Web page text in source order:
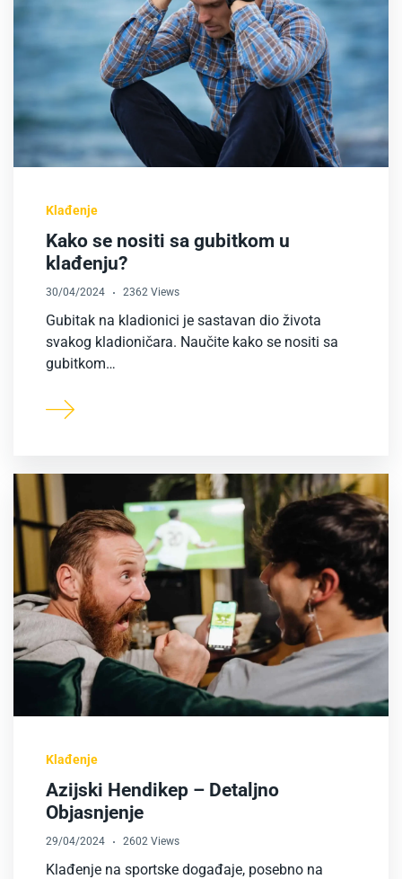
Klađenje
Kako se nositi sa gubitkom u
klađenju?
30/04/2024 2362 Views
Gubitak na kladionici je sastavan dio života
svakog kladioničara. Naučite kako se nositi sa
gubitkom…
Klađenje
Azijski Hendikep – Detaljno
Objasnjenje
29/04/2024 2602 Views
Klađenje na sportske događaje, posebno na